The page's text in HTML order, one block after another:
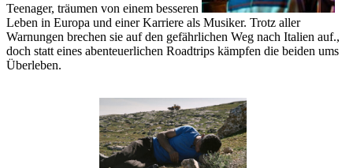
Teenager, träumen von einem besseren
Leben in Europa und einer Karriere als Musiker. Trotz aller
Warnungen brechen sie auf den gefährlichen Weg nach Italien auf.,
doch statt eines abenteuerlichen Roadtrips kämpfen die beiden ums
Überleben.